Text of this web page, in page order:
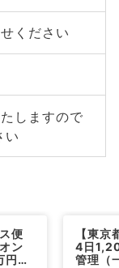
ください
しますので
い
便
ン
～
【東
4日
管理（